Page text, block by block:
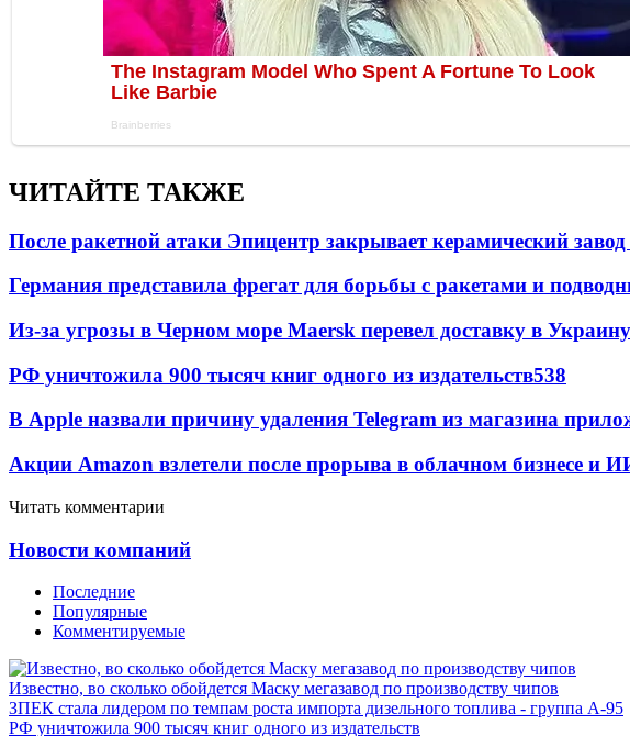
ЧИТАЙТЕ ТАКЖЕ
После ракетной атаки Эпицентр закрывает керамический
Германия представила фрегат для борьбы с ракетами и
Из-за угрозы в Черном море Maersk перевел доставку в
РФ уничтожила 900 тысяч книг одного из издательств538
В Apple назвали причину удаления Telegram из магазина
Акции Amazon взлетели после прорыва в облачном бизнесе и
Читать комментарии
Новости компаний
Последние
Популярные
Комментируемые
Известно, во сколько обойдется Маску мегазавод по производству чипов
ЗПЕК стала лидером по темпам роста импорта дизельного топлива - группа А-95
РФ уничтожила 900 тысяч книг одного из издательств